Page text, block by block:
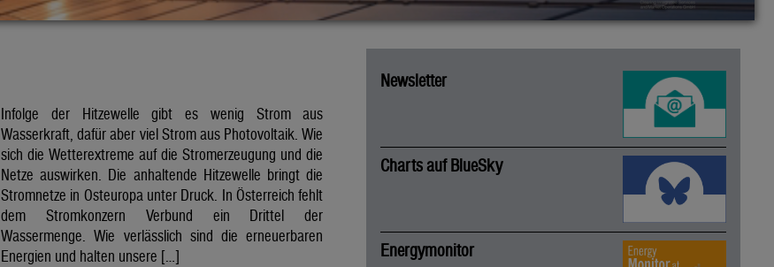
Infolge der Hitzewelle gibt es wenig Strom aus
Wasserkraft, dafür aber viel Strom aus Photovoltaik. Wie
sich die Wetterextreme auf die Stromerzeugung und die
Netze auswirken. Die anhaltende Hitzewelle bringt die
Stromnetze in Osteuropa unter Druck. In Österreich fehlt
dem Stromkonzern Verbund ein Drittel der
Wassermenge. Wie verlässlich sind die erneuerbaren
Energien und halten unsere […]
Newsletter
Charts auf BlueSky
Energymonitor